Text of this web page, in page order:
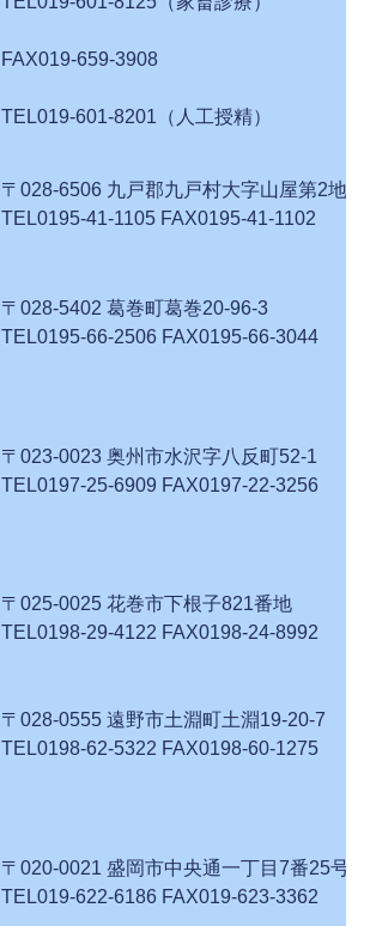
FAX019-659-3908
TEL019-601-8201（人工授精）
〒028-6506 九戸郡九戸村大字山屋第2
TEL0195-41-1105 FAX0195-41-1102
〒028-5402 葛巻町葛巻
TEL0195-66-2506 FAX0195-66-3044
〒023-0023 奥州市水沢字八反
TEL0197-25-6909 FAX0197-22-3256
〒025-0025 花巻市下根子
TEL0198-29-4122 FAX0198-24-8992
〒028-0555 遠野市土淵町土淵
TEL0198-62-5322 FAX0198-60-1275
〒020-0021 盛岡市中央通一丁目7番
TEL019-622-6186 FAX019-623-3362